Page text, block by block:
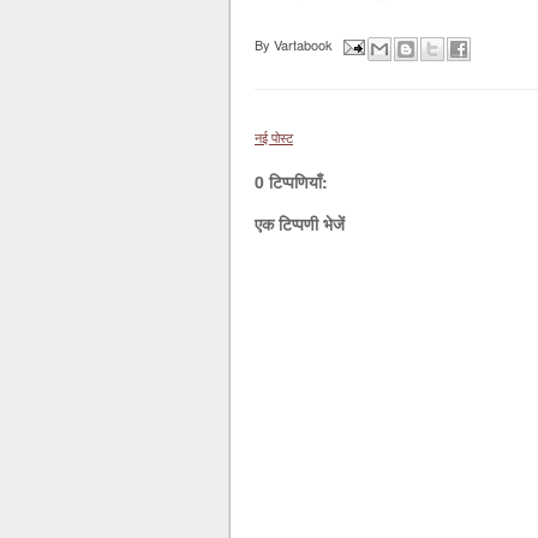
By Vartabook
नई पोस्ट
0 टिप्पणियाँ:
एक टिप्पणी भेजें